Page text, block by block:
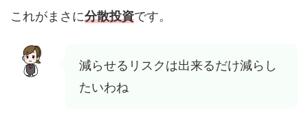
これがまさに分散投資です。
減らせるリスクは出来るだけ減らし
たいわね